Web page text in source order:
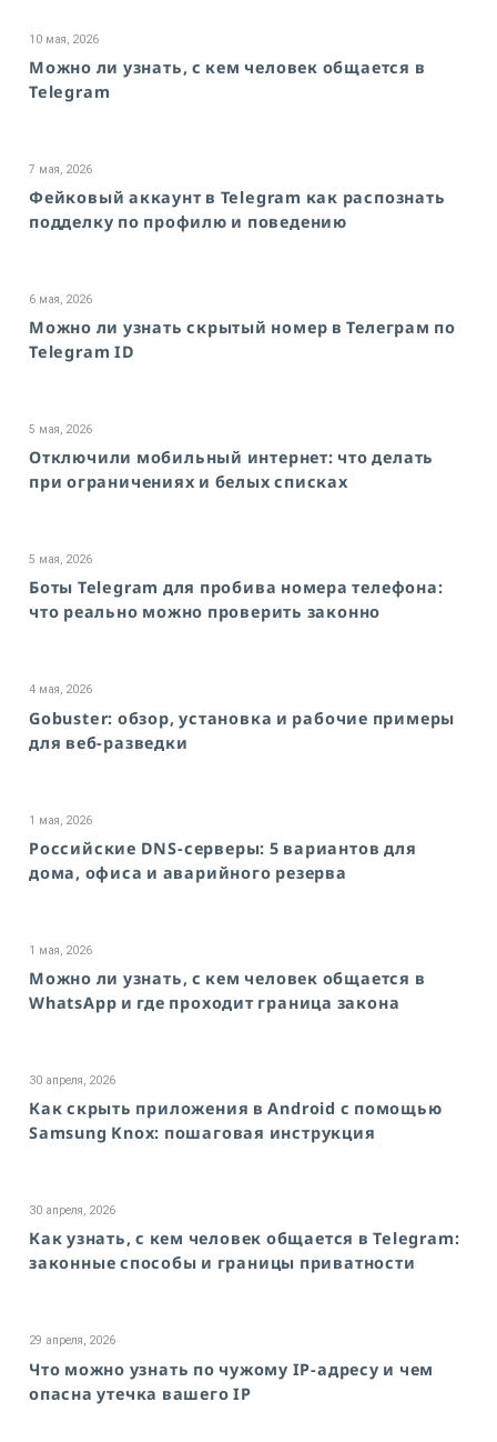
10 мая, 2026
Можно ли узнать, с кем человек общается в
Telegram
7 мая, 2026
Фейковый аккаунт в Telegram как распознать
подделку по профилю и поведению
6 мая, 2026
Можно ли узнать скрытый номер в Телеграм по
Telegram ID
5 мая, 2026
Отключили мобильный интернет: что делать
при ограничениях и белых списках
5 мая, 2026
Боты Telegram для пробива номера телефона:
что реально можно проверить законно
4 мая, 2026
Gobuster: обзор, установка и рабочие примеры
для веб-разведки
1 мая, 2026
Российские DNS-серверы: 5 вариантов для
дома, офиса и аварийного резерва
1 мая, 2026
Можно ли узнать, с кем человек общается в
WhatsApp и где проходит граница закона
30 апреля, 2026
Как скрыть приложения в Android с помощью
Samsung Knox: пошаговая инструкция
30 апреля, 2026
Как узнать, с кем человек общается в Telegram:
законные способы и границы приватности
29 апреля, 2026
Что можно узнать по чужому IP-адресу и чем
опасна утечка вашего IP